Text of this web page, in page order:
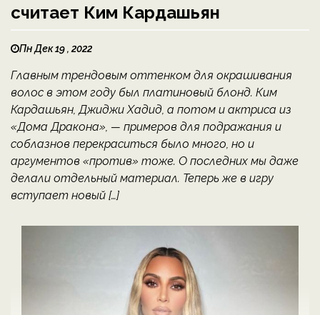
считает Ким Кардашьян
Пн Дек 19 , 2022
Главным трендовым оттенком для окрашивания
волос в этом году был платиновый блонд. Ким
Кардашьян, Джиджи Хадид, а потом и актриса из
«Дома Дракона», — примеров для подражания и
соблазнов перекраситься было много, но и
аргументов «против» тоже. О последних мы даже
делали отдельный материал. Теперь же в игру
вступает новый […]